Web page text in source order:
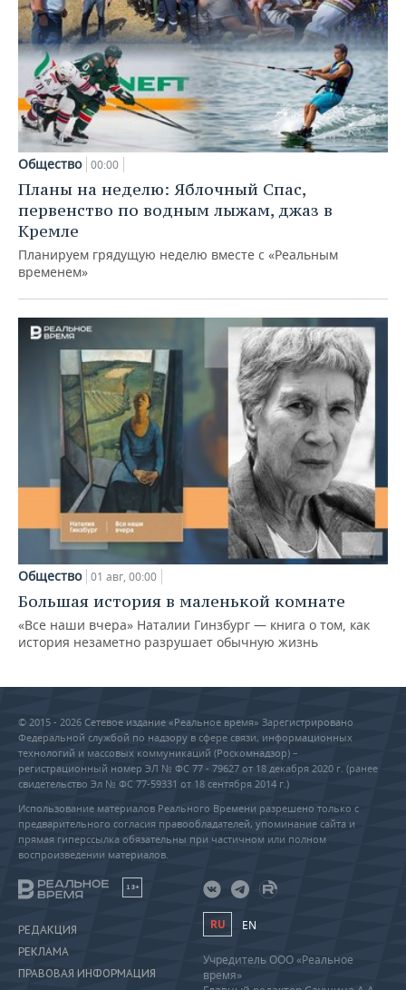
Общество 00:00
Планы на неделю: Яблочный Спас,
первенство по водным лыжам, джаз в
Кремле
Планируем грядущую неделю вместе с «Реальным
временем»
Общество 01 авг, 00:00
Большая история в маленькой комнате
«Все наши вчера» Наталии Гинзбург — книга о том, как
история незаметно разрушает обычную жизнь
© 2015 - 2026 Сетевое издание «Реальное время» Зарегистрировано
Федеральной службой по надзору в сфере связи, информационных
технологий и массовых коммуникаций (Роскомнадзор) –
регистрационный номер ЭЛ № ФС 77 - 79627 от 18 декабря 2020 г. (ранее
свидетельство Эл № ФС 77-59331 от 18 сентября 2014 г.)
Использование материалов Реального Времени разрешено только с
предварительного согласия правообладателей, упоминание сайта и
прямая гиперссылка обязательны при частичном или полном
воспроизведении материалов.
18+
РЕДАКЦИЯ
РЕКЛАМА
ПРАВОВАЯ ИНФОРМАЦИЯ
RU EN
Учредитель ООО «Реальное
время»